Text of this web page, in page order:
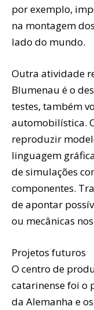
por exemplo,
na montagem
lado do mundo.
Outra atividade
Blumenau é o
testes, também
automobilística.
reproduzir
linguagem
de simulações
componentes.
de apontar
ou mecânicas
Projetos futuros
O centro de
catarinense foi o
da Alemanha e